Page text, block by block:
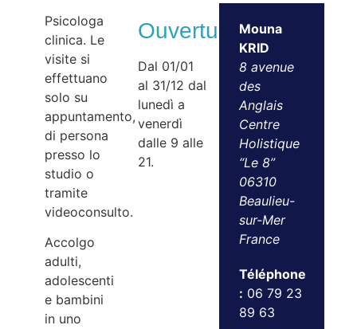
Psicologa
clinica. Le
visite si
effettuano
solo su
appuntamento,
di persona
presso lo
studio o
tramite
videoconsulto.
Accolgo
adulti,
adolescenti
e bambini
in uno
Ouvertures
Dal 01/01
al 31/12 dal
lunedì a
venerdì
dalle 9 alle
21.
Mouna
KRID
8 avenue
des
Anglais
Centre
Holistique
“Le 8”
06310
Beaulieu-
sur-Mer
France
Téléphone
: 06 79 23
89 63